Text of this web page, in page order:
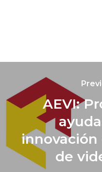
AEVI:
innovación
de